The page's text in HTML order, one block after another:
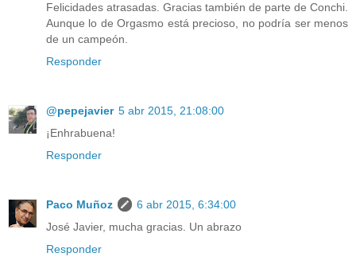
Felicidades atrasadas. Gracias también de parte de Conchi.
Aunque lo de Orgasmo está precioso, no podría ser menos
de un campeón.
Responder
@pepejavier 5 abr 2015, 21:08:00
¡Enhrabuena!
Responder
Paco Muñoz
6 abr 2015, 6:34:00
José Javier, mucha gracias. Un abrazo
Responder